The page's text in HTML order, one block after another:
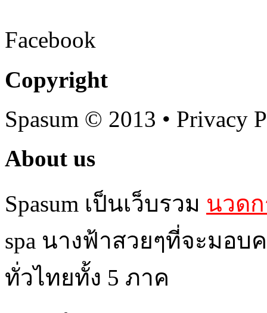
Facebook
Copyright
Spasum © 2013 • Privacy
About us
Spasum เป็นเว็บรวม นวด
spa นางฟ้าสวยๆที่จะมอ
ทั่วไทยทั้ง 5 ภาค